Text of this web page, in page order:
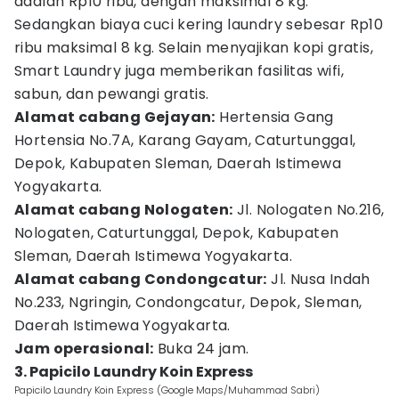
Sedangkan biaya cuci kering laundry sebesar Rp10
ribu maksimal 8 kg. Selain menyajikan kopi gratis,
Smart Laundry juga memberikan fasilitas wifi,
sabun, dan pewangi gratis.
Alamat cabang Gejayan: Hertensia Gang
Hortensia No.7A, Karang Gayam, Caturtunggal,
Depok, Kabupaten Sleman, Daerah Istimewa
Yogyakarta.
Alamat cabang Nologaten: Jl. Nologaten No.216,
Nologaten, Caturtunggal, Depok, Kabupaten
Sleman, Daerah Istimewa Yogyakarta.
Alamat cabang Condongcatur: Jl. Nusa Indah
No.233, Ngringin, Condongcatur, Depok, Sleman,
Daerah Istimewa Yogyakarta.
Jam operasional: Buka 24 jam.
3. Papicilo Laundry Koin Express
Papicilo Laundry Koin Express (Google Maps/Muhammad Sabri)